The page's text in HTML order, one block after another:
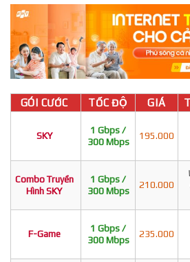
GÓI CƯỚC TỐC ĐỘ GIÁ
SKY
1 Gbps /
300 Mbps
195.000
Combo Truyền
Hình SKY
1 Gbps /
300 Mbps
210.000
F-Game
1 Gbps /
300 Mbps
235.000